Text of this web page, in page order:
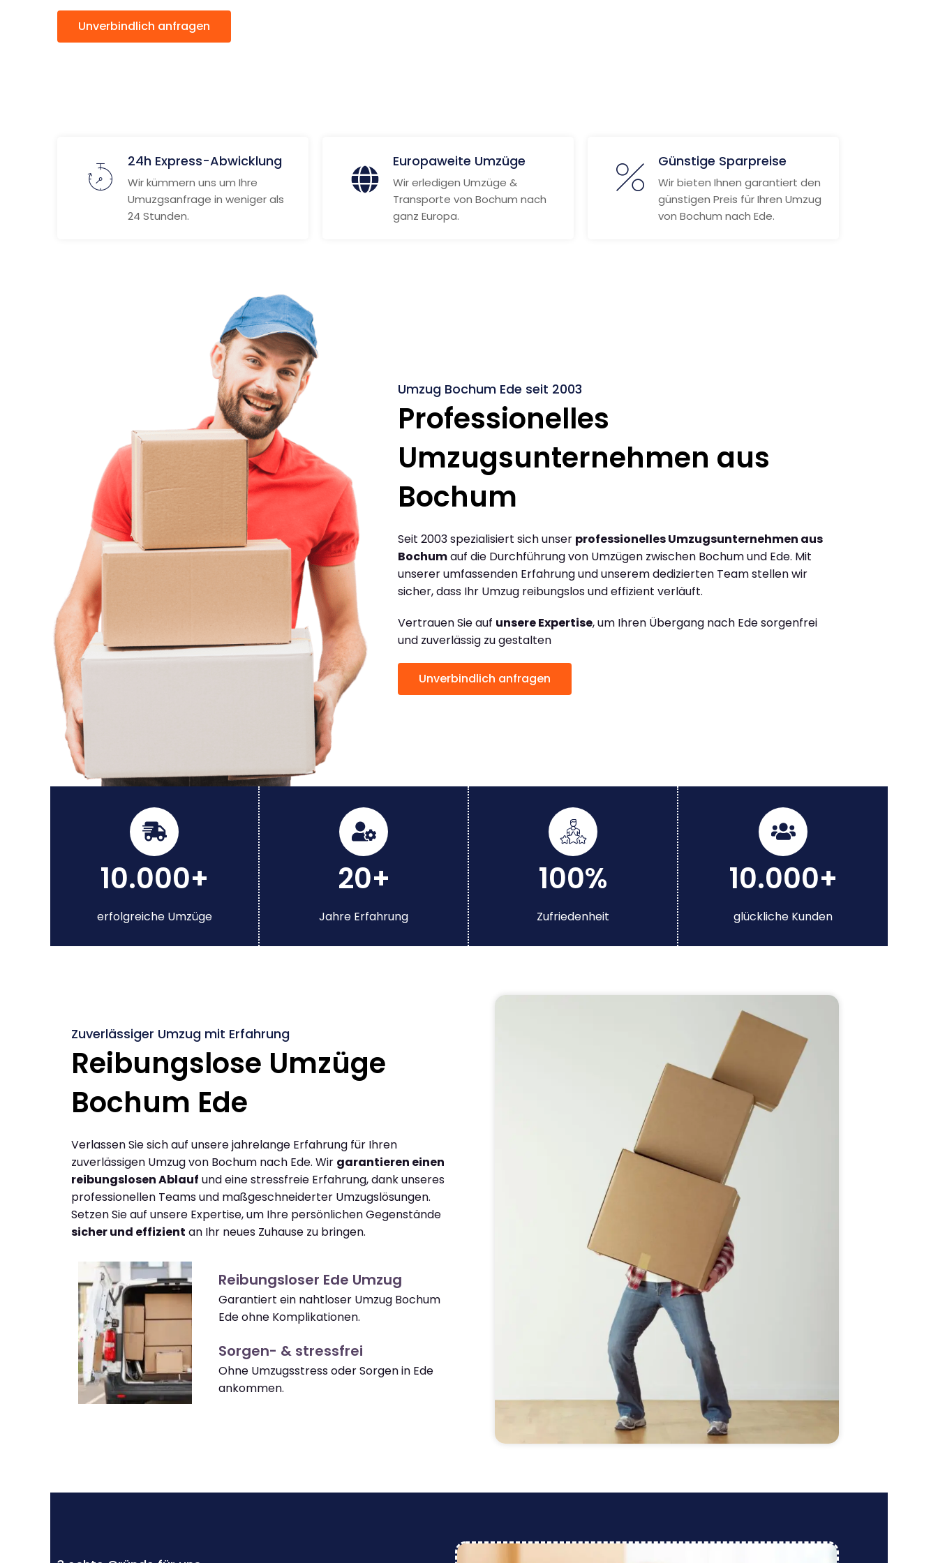
Unverbindlich anfragen
24h Express-Abwicklung
Wir kümmern uns um Ihre
Umuzgsanfrage in weniger als
24 Stunden.
Europaweite Umzüge
Wir erledigen Umzüge &
Transporte von Bochum nach
ganz Europa.
Günstige Sparpreise
Wir bieten Ihnen garantiert den
günstigen Preis für Ihren Umzug
von Bochum nach Ede.
Umzug Bochum Ede seit 2003
Professionelles
Umzugsunternehmen aus
Bochum
Seit 2003 spezialisiert sich unser professionelles Umzugsunternehmen aus
Bochumauf die Durchführung von Umzügen zwischen Bochum und Ede. Mit
unserer umfassenden Erfahrung und unserem dedizierten Team stellen wir
sicher, dass Ihr Umzug reibungslos und effizient verläuft.
Vertrauen Sie auf unsere Expertise, um Ihren Übergang nach Ede sorgenfrei
und zuverlässig zu gestalten
Unverbindlich anfragen
10.000+
erfolgreiche Umzüge
20+
Jahre Erfahrung
100%
Zufriedenheit
10.000+
glückliche Kunden
Zuverlässiger Umzug mit Erfahrung
Reibungslose Umzüge
Bochum Ede
Verlassen Sie sich auf unsere jahrelange Erfahrung für Ihren
zuverlässigen Umzug von Bochum nach Ede. Wir garantieren einen
reibungslosen Ablauf und eine stressfreie Erfahrung, dank unseres
professionellen Teams und maßgeschneiderter Umzugslösungen.
Setzen Sie auf unsere Expertise, um Ihre persönlichen Gegenstände
sicher und effizient an Ihr neues Zuhause zu bringen.
Reibungsloser Ede Umzug
Garantiert ein nahtloser Umzug Bochum
Ede ohne Komplikationen.
Sorgen- & stressfrei
Ohne Umzugsstress oder Sorgen in Ede
ankommen.